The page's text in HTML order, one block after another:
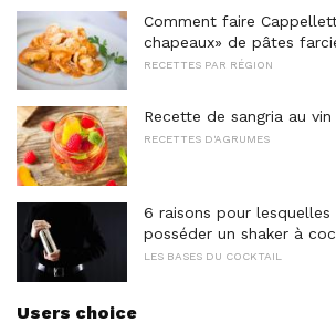
Comment faire
chapeaux» de pâtes
RECETTES PAR RÉGION
Recette de sangria au
RECETTES D'AGRUMES
6 raisons pour lesquelles
posséder un shaker à
LES BASES DU COCKTAIL
Users choice